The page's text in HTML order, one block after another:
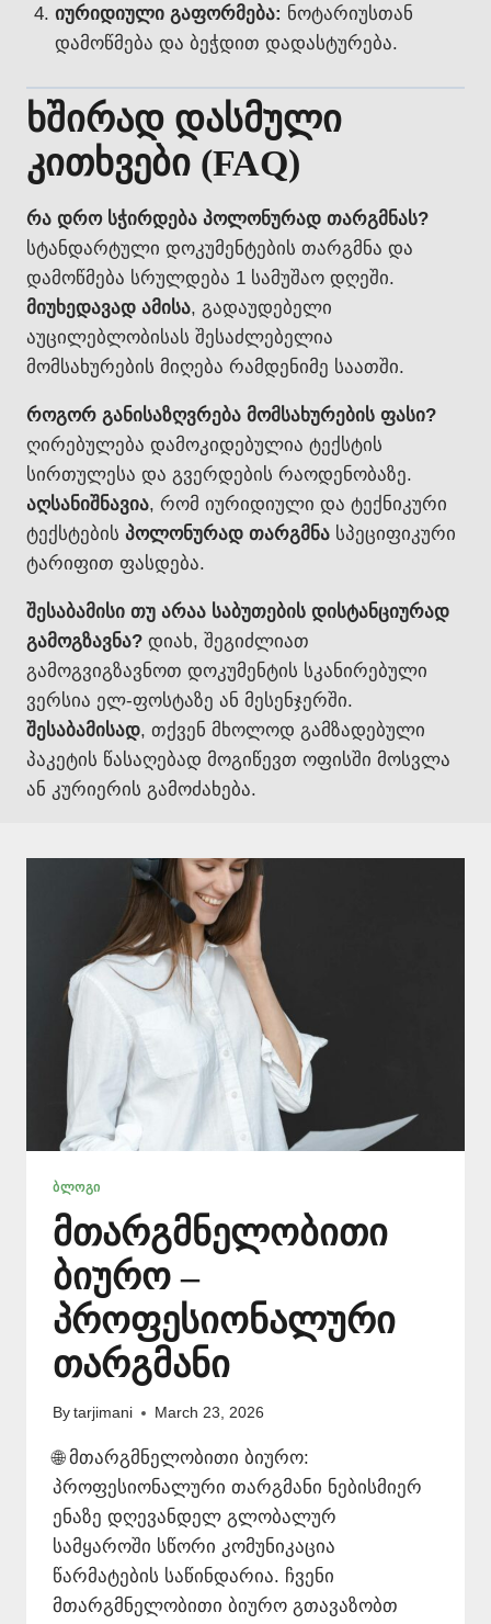
იურიდიული გაფორმება: ნოტარიუსთან
დამოწმება და ბეჭდით დადასტურება.
ხშირად დასმული
კითხვები (FAQ)
რა დრო სჭირდება პოლონურად თარგმნას?
სტანდარტული დოკუმენტების თარგმნა და
დამოწმება სრულდება 1 სამუშაო დღეში.
მიუხედავად ამისა, გადაუდებელი
აუცილებლობისას შესაძლებელია
მომსახურების მიღება რამდენიმე საათში.
როგორ განისაზღვრება მომსახურების ფასი?
ღირებულება დამოკიდებულია ტექსტის
სირთულესა და გვერდების რაოდენობაზე.
აღსანიშნავია, რომ იურიდიული და ტექნიკური
ტექსტების პოლონურად თარგმნა სპეციფიკური
ტარიფით ფასდება.
შესაბამისი თუ არაა საბუთების დისტანციურად
გამოგზავნა? დიახ, შეგიძლიათ
გამოგვიგზავნოთ დოკუმენტის სკანირებული
ვერსია ელ-ფოსტაზე ან მესენჯერში.
შესაბამისად, თქვენ მხოლოდ გამზადებული
პაკეტის წასაღებად მოგიწევთ ოფისში მოსვლა
ან კურიერის გამოძახება.
ᲑᲚᲝᲒᲘ
მთარგმნელობითი
ბიურო –
პროფესიონალური
თარგმანი
By tarjimani March 23, 2026
🌐 მთარგმნელობითი ბიურო:
პროფესიონალური თარგმანი ნებისმიერ
ენაზე დღევანდელ გლობალურ
სამყაროში სწორი კომუნიკაცია
წარმატების საწინდარია. ჩვენი
მთარგმნელობითი ბიურო გთავაზობთ